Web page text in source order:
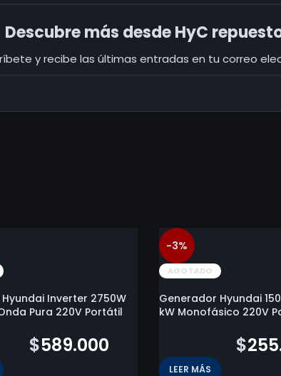
Descubre más desde HyC
y recibe las últimas entradas en tu correo
Inverter 2750W
Pura 220V Portátil
$589.000
-3%
AGOTADO
Generador Hyundai
kW Monofásico 220V
$
LEER MÁS